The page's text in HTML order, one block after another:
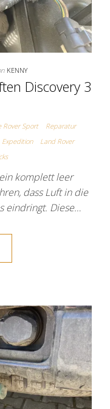
KENNY
Discovery 3
Rover Sport
Reparatur
Expedition
Land Rover
komplett leer
dass Luft in die
eindringt. Diese…